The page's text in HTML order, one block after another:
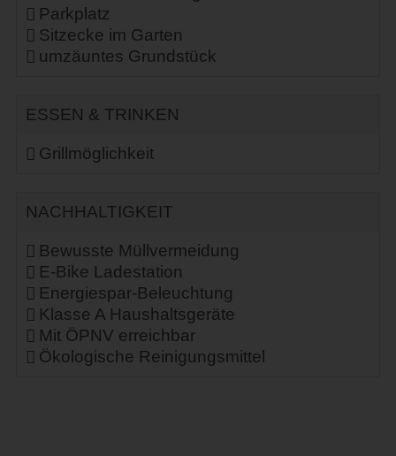
Parkplatz
Sitzecke im Garten
umzäuntes Grundstück
ESSEN & TRINKEN
Grillmöglichkeit
NACHHALTIGKEIT
Bewusste Müllvermeidung
E-Bike Ladestation
Energiespar-Beleuchtung
Klasse A Haushaltsgeräte
Mit ÖPNV erreichbar
Ökologische Reinigungsmittel